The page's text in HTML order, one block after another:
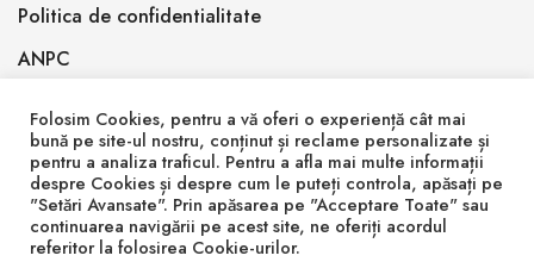
Politica de confidentialitate
ANPC
© 2026 Inlemnit Epoxy Design SRL
Folosim Cookies, pentru a vă oferi o experiență cât mai
bună pe site-ul nostru, conținut și reclame personalizate și
pentru a analiza traficul. Pentru a afla mai multe informații
despre Cookies și despre cum le puteți controla, apăsați pe
"Setări Avansate". Prin apăsarea pe "Acceptare Toate" sau
continuarea navigării pe acest site, ne oferiți acordul
referitor la folosirea Cookie-urilor.